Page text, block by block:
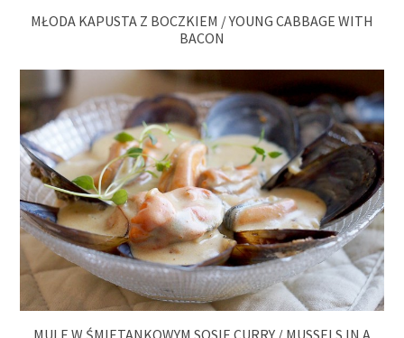
MŁODA KAPUSTA Z BOCZKIEM / YOUNG CABBAGE WITH
BACON
MULE W ŚMIETANKOWYM SOSIE CURRY / MUSSELS IN A